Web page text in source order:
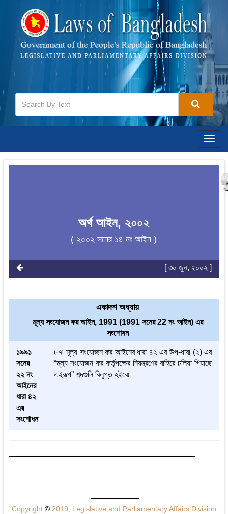
অর্থ আইন, ২০০২
( ২০০২ সনের ১৪ নং আইন )
[ ৩০ জুন, ২০০২ ]
একাদশ অধ্যায়
মূল্য সংযোজন কর আইন, 1991 (1991 সনের 22 নং আইন) এর
সংশোধন
১৯৯১
সনের
২২ নং
আইনের
ধারা ৪২
এর
সংশোধন
৮৭৷ মূল্য সংযোজন কর আইনের ধারা ৪২ এর উপ-ধারা (২) এর
“মূল্য সংযোজন কর কর্তৃপক্ষের নিয়ন্ত্রণের বাহিরে চলিয়া গিয়াছে
এইরূপ” শব্দগুলি বিলুপ্ত হইবে৷
Copyright ©2019, Legislative and Parliamentary Affairs Division